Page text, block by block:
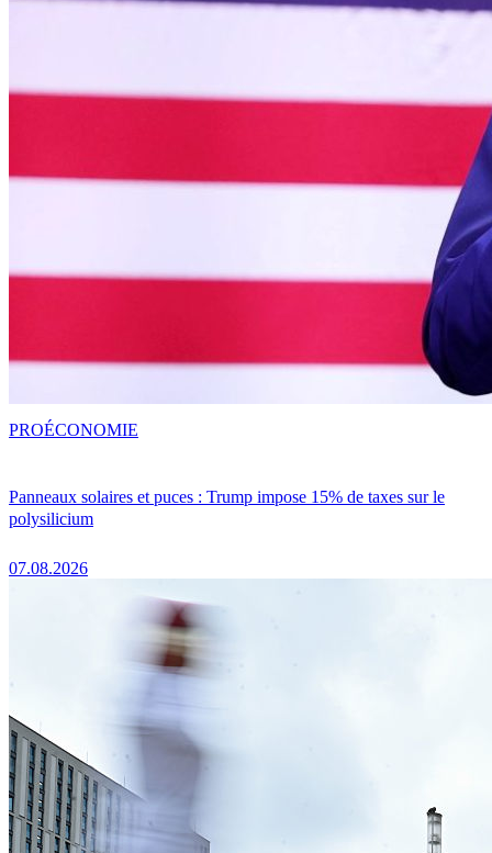
Panneaux solaires et puces : Trump impose 15% de taxes sur le
polysilicium
07.08.2026
PROÉCONOMIE